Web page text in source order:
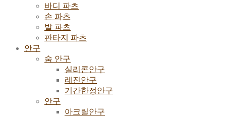
바디 파츠
손 파츠
발 파츠
판타지 파츠
안구
숨 안구
실리콘안구
레진안구
기간한정안구
안구
아크릴안구